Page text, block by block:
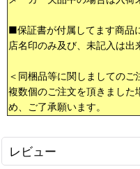
■保証書が付属してます商品
店名印のみ及び、未記入は出
＜同梱品等に関しましてのご
複数個のご注文を頂きました
め、ご了承願います。
レビュー